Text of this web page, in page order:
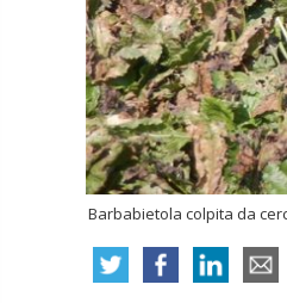
Barbabietola colpita da